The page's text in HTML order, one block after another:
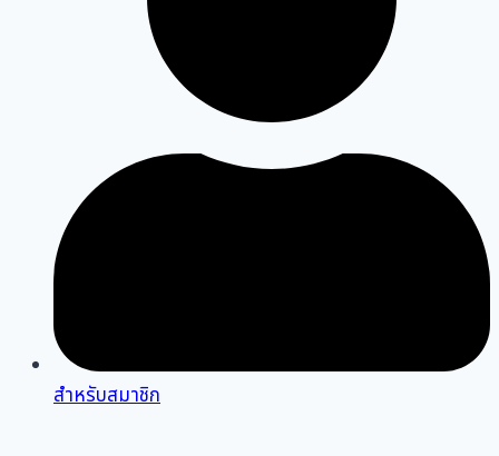
สำหรับสมาชิก